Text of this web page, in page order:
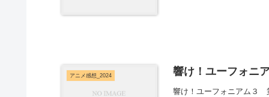
アニメ感想_2024 響け！ユーフォニ
響け！ユーフォニアム３